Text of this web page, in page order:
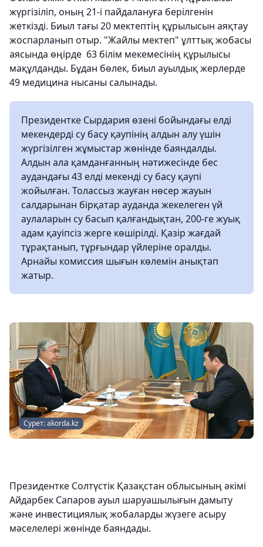
жүргізіліп, оның 21-і пайдалануға берілгенін
жеткізді. Биыл тағы 20 мектептің құрылысын аяқтау
жоспарланып отыр. "Жайлы мектеп" ұлттық жобасы
аясында өңірде 63 білім мекемесінің құрылысы
мақұлданды. Бұдан бөлек, биыл ауылдық жерлерде
49 медицина нысаны салынады.
Президентке Сырдария өзені бойындағы елді
мекендерді су басу қаупінің алдын алу үшін
жүргізілген жұмыстар жөнінде баяндалды.
Алдын ала қамданғанның нәтижесінде бес
аудандағы 43 елді мекенді су басу қаупі
жойылған. Толассыз жауған нөсер жауын
салдарынан бірқатар ауданда жекелеген үй
аулаларын су басып қалғандықтан, 200-ге жуық
адам қауіпсіз жерге көшірілді. Қазір жағдай
тұрақтанып, тұрғындар үйлеріне оралды.
Арнайы комиссия шығын көлемін анықтап
жатыр.
Сурет: akorda.kz
Президентке Солтүстік Қазақстан облысының әкімі
Айдарбек Сапаров ауыл шаруашылығын дамыту
және инвестициялық жобаларды жүзеге асыру
мәселелері жөнінде баяндады.